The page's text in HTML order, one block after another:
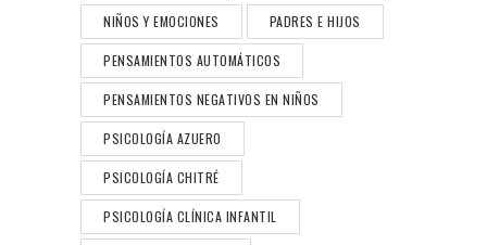
NIÑOS Y EMOCIONES PADRES E HIJOS
PENSAMIENTOS AUTOMÁTICOS
PENSAMIENTOS NEGATIVOS EN NIÑOS
PSICOLOGÍA AZUERO
PSICOLOGÍA CHITRÉ
PSICOLOGÍA CLÍNICA INFANTIL